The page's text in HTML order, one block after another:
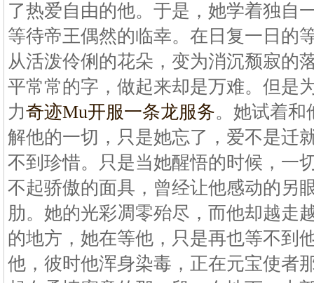
了热爱自由的他。于是，她学着独自
等待帝王偶然的临幸。在日复一日的
从活泼伶俐的花朵，变为消沉颓寂的
平常常的字，做起来却是万难。但是
力奇迹Mu开服一条龙服务。她试着和
解他的一切，只是她忘了，爱不是迁
不到珍惜。只是当她醒悟的时候，一
不起骄傲的面具，曾经让他感动的另
肋。她的光彩凋零殆尽，而他却越走
的地方，她在等他，只是再也等不到
他，彼时他浑身染毒，正在元宝使者